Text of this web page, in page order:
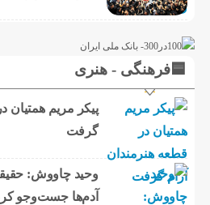
🟦فرهنگی - هنری
پیکر مریم همتیان
گرفت
وحید چاووش:
آدم‌ها جست‌وجو